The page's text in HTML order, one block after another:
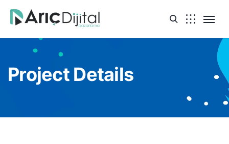
Project Details